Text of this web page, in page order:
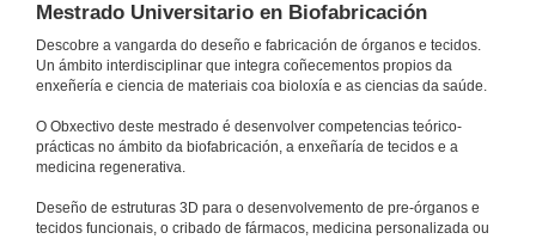
Mestrado Universitario en Biofabricación
Descobre a vangarda do deseño e fabricación de órganos e tecidos.
Un ámbito interdisciplinar que integra coñecementos propios da
enxeñería e ciencia de materiais coa bioloxía e as ciencias da saúde.
O Obxectivo deste mestrado é desenvolver competencias teórico-
prácticas no ámbito da biofabricación, a enxeñaría de tecidos e a
medicina regenerativa.
Deseño de estruturas 3D para o desenvolvemento de pre-órganos e
tecidos funcionais, o cribado de fármacos, medicina personalizada ou